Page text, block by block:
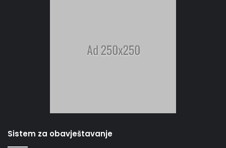
Sistem za obavještavanje